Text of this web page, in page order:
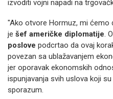
izvoditi vojni napadi na
"Ako otvore Hormuz, mi ćemo
je šef američke diplomatije.
poslove podcrtao da ovaj
povezan sa ublažavanjem
jer oporavak ekonomskih
ispunjavanja svih uslova koji
sporazum.